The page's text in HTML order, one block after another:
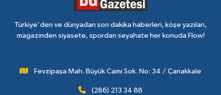
Türkiye'den ve dünyadan son dakika haberleri, köşe yazıları,
magazinden siyasete, spordan seyahate her konuda Flow!
Fevzipaşa Mah. Büyük Cami Sok. No: 34 / Çanakkale
(286) 213 34 88